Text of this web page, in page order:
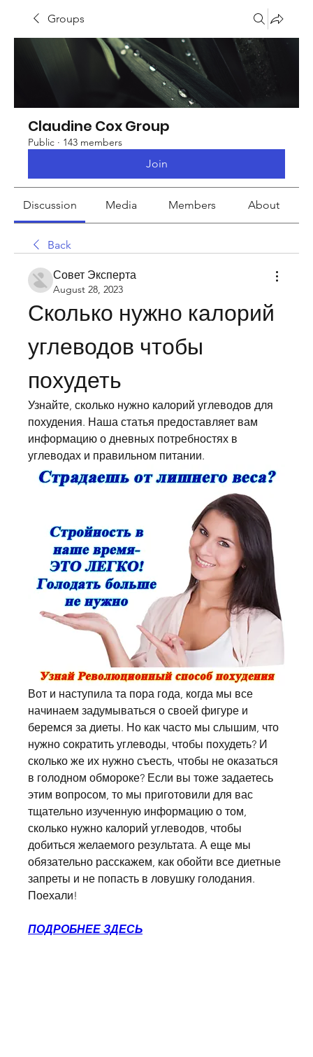
Groups
Claudine Cox Group
Public · 143 members
Join
Discussion Media Members About
Back
Совет Эксперта
August 28, 2023
Сколько нужно калорий
углеводов чтобы
похудеть
Узнайте, сколько нужно калорий углеводов для
похудения. Наша статья предоставляет вам
информацию о дневных потребностях в
углеводах и правильном питании.
Вот и наступила та пора года, когда мы все
начинаем задумываться о своей фигуре и
беремся за диеты. Но как часто мы слышим, что
нужно сократить углеводы, чтобы похудеть? И
сколько же их нужно съесть, чтобы не оказаться
в голодном обмороке? Если вы тоже задаетесь
этим вопросом, то мы приготовили для вас
тщательно изученную информацию о том,
сколько нужно калорий углеводов, чтобы
добиться желаемого результата. А еще мы
обязательно расскажем, как обойти все диетные
запреты и не попасть в ловушку голодания.
Поехали!
ПОДРОБНЕЕ ЗДЕСЬ